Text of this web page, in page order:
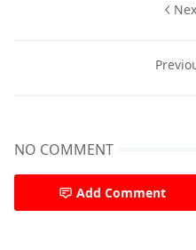
NO COMMENT
Add Comment